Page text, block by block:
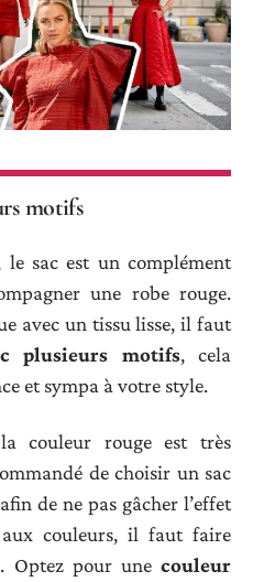
motifs
le sac est un complément
une robe rouge.
avec un tissu lisse, il faut
plusieurs motifs, cela
et sympa à votre style.
couleur rouge est très
de choisir un sac
de ne pas gâcher l’effet
couleurs, il faut faire
Optez pour une couleur